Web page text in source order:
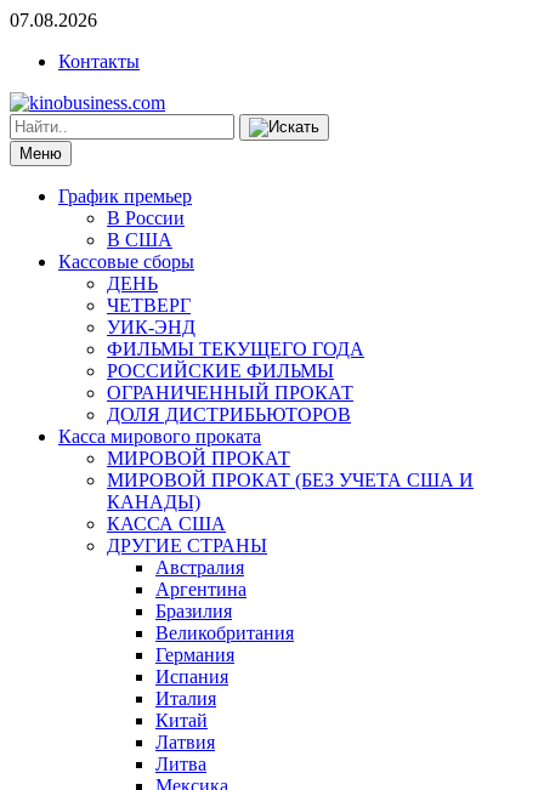
07.08.2026
Контакты
Меню
График премьер
В России
В США
Кассовые сборы
ДЕНЬ
ЧЕТВЕРГ
УИК-ЭНД
ФИЛЬМЫ ТЕКУЩЕГО ГОДА
РОССИЙСКИЕ ФИЛЬМЫ
ОГРАНИЧЕННЫЙ ПРОКАТ
ДОЛЯ ДИСТРИБЬЮТОРОВ
Касса мирового проката
МИРОВОЙ ПРОКАТ
МИРОВОЙ ПРОКАТ (БЕЗ УЧЕТА США И
КАНАДЫ)
КАССА США
ДРУГИЕ СТРАНЫ
Австралия
Аргентина
Бразилия
Великобритания
Германия
Испания
Италия
Китай
Латвия
Литва
Мексика